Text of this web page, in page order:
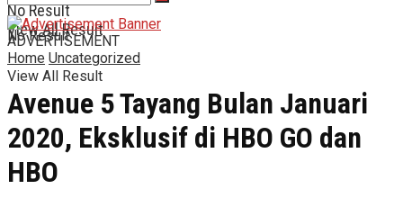
No Result
View All Result
No Result
View All Result
ADVERTISEMENT
Home Uncategorized
Avenue 5 Tayang Bulan Januari
2020, Eksklusif di HBO GO dan
HBO